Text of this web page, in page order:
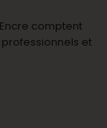
comptent
et